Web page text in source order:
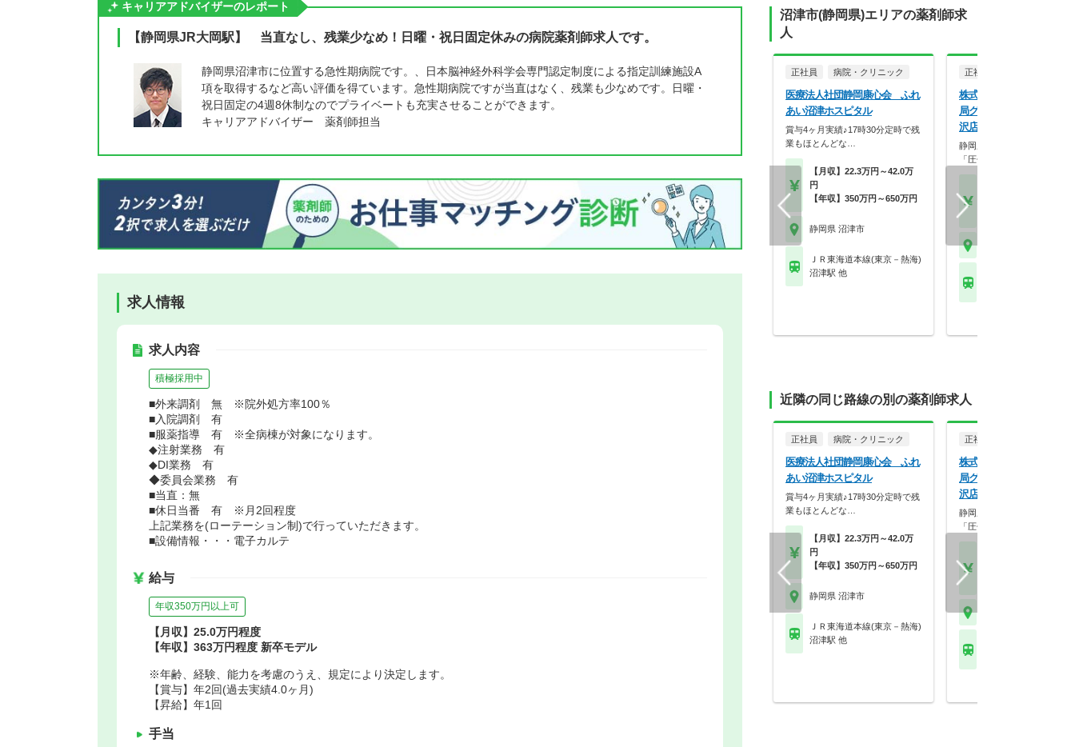
キャリアアドバイザーのレポート
【静岡県JR大岡駅】 当直なし、残業少なめ！日曜・祝日固定休みの病院薬剤師求人です。
静岡県沼津市に位置する急性期病院です。、日本脳神経外科学会専門認定制度による指定訓練施設A
項を取得するなど高い評価を得ています。急性期病院ですが当直はなく、残業も少なめです。日曜・
祝日固定の4週8休制なのでプライベートも充実させることができます。
キャリアアドバイザー 薬剤師担当
求人情報
求人内容
積極採用中
■外来調剤 無 ※院外処方率100％
■入院調剤 有
■服薬指導 有 ※全病棟が対象になります。
◆注射業務 有
◆DI業務 有
◆委員会業務 有
■当直：無
■休日当番 有 ※月2回程度
上記業務を(ローテーション制)で行っていただきます。
■設備情報・・・電子カルテ
給与
年収350万円以上可
【月収】25.0万円程度
【年収】363万円程度 新卒モデル
※年齢、経験、能力を考慮のうえ、規定により決定します。
【賞与】年2回(過去実績4.0ヶ月)
【昇給】年1回
手当
沼津市(静岡県)エリアの薬剤師求
人
正社員 病院・クリニック
医療法人社団静岡康心会 ふれ
あい沼津ホスピタル
賞与4ヶ月実績♪17時30分定時で残
業もほとんどな…
【月収】22.3万円～42.0万
円
【年収】350万円～650万円
静岡県 沼津市
ＪＲ東海道本線(東京－熱海)
沼津駅 他
正社員
株式会社鈴木薬局 （ア
局グループ） アリス薬
沢店
静岡県内ドミナント展開によ
「圧倒的な安定性」とキ…
近隣の同じ路線の別の薬剤師求人
正社員 病院・クリニック
医療法人社団静岡康心会 ふれ
あい沼津ホスピタル
賞与4ヶ月実績♪17時30分定時で残
業もほとんどな…
【月収】22.3万円～42.0万
円
【年収】350万円～650万円
静岡県 沼津市
ＪＲ東海道本線(東京－熱海)
沼津駅 他
正社員
株式会社鈴木薬局 （ア
局グループ） アリス薬
沢店
静岡県内ドミナント展開によ
「圧倒的な安定性」とキ…